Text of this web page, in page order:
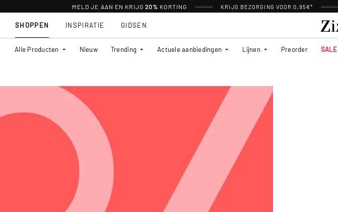
MELD JE AAN EN KRIJG 20% KORTING KRIJG BEZORGING VOOR 0,95€*
SHOPPEN
Alle Producten Nieuw Trending Actuele aanbiedingen Lijnen Preorder SALE
INSPIRATIE GIDSEN